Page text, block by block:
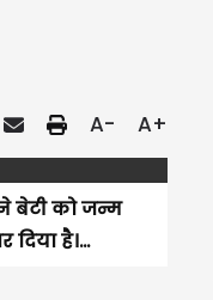
A- A+
बेटी को जन्म
है।...